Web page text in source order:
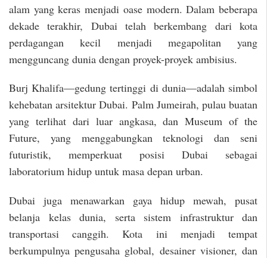
alam yang keras menjadi oase modern. Dalam beberapa
dekade terakhir, Dubai telah berkembang dari kota
perdagangan kecil menjadi megapolitan yang
mengguncang dunia dengan proyek-proyek ambisius.
Burj Khalifa—gedung tertinggi di dunia—adalah simbol
kehebatan arsitektur Dubai. Palm Jumeirah, pulau buatan
yang terlihat dari luar angkasa, dan Museum of the
Future, yang menggabungkan teknologi dan seni
futuristik, memperkuat posisi Dubai sebagai
laboratorium hidup untuk masa depan urban.
Dubai juga menawarkan gaya hidup mewah, pusat
belanja kelas dunia, serta sistem infrastruktur dan
transportasi canggih. Kota ini menjadi tempat
berkumpulnya pengusaha global, desainer visioner, dan